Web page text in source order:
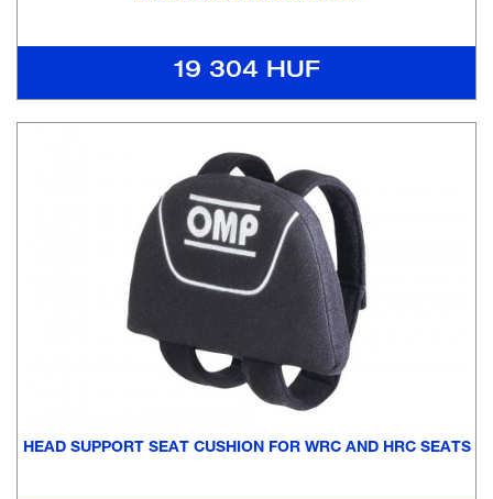
19 304 HUF
HEAD SUPPORT SEAT CUSHION FOR WRC AND HRC SEATS